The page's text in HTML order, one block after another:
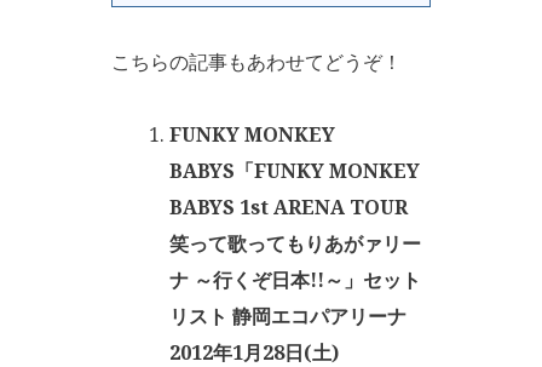
こちらの記事もあわせてどうぞ！
FUNKY MONKEY
BABYS「FUNKY MONKEY
BABYS 1st ARENA TOUR
笑って歌ってもりあがァリー
ナ ～行くぞ日本!!～」セット
リスト 静岡エコパアリーナ
2012年1月28日(土)